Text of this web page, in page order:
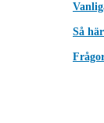
Så